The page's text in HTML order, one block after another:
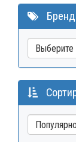
Бренд
Выберите